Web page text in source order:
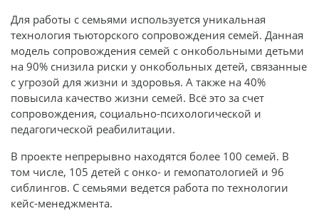
Для работы с семьями используется уникальная
технология тьюторского сопровождения семей. Данная
модель сопровождения семей с онкобольными детьми
на 90% снизила риски у онкобольных детей, связанные
с угрозой для жизни и здоровья. А также на 40%
повысила качество жизни семей. Всё это за счет
сопровождения, социально-психологической и
педагогической реабилитации.
В проекте непрерывно находятся более 100 семей. В
том числе, 105 детей с онко- и гемопатологией и 96
сиблингов. С семьями ведется работа по технологии
кейс-менеджмента.